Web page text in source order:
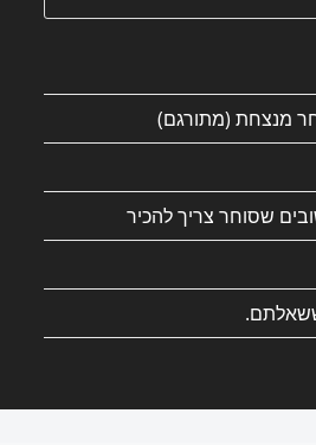
מנצחת (מתורגם)